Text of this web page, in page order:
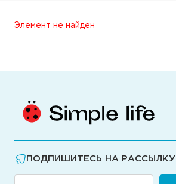
Элемент не найден
ПОДПИШИТЕСЬ НА РАССЫЛКУ